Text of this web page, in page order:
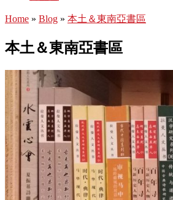
Home » Blog » 本土＆東南亞書區
本土＆東南亞書區